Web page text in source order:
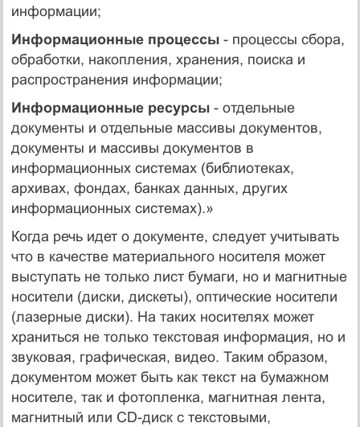
информации;
Информационные процессы- процессы сбора,
обработки, накопления, хранения, поиска и
распространения информации;
Информационные ресурсы- отдельные
документы и отдельные массивы документов,
документы и массивы документов в
информационных системах (библиотеках,
архивах, фондах, банках данных, других
информационных системах).»
Когда речь идет о документе, следует учитывать
что в качестве материального носителя может
выступать не только лист бумаги, но и магнитные
носители (диски, дискеты), оптические носители
(лазерные диски). На таких носителях может
храниться не только текстовая информация, но и
звуковая, графическая, видео. Таким образом,
документом может быть как текст на бумажном
носителе, так и фотопленка, магнитная лента,
магнитный или CD-диск с текстовыми,